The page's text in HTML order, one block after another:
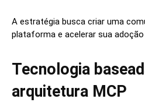
A estratégia busca criar uma
plataforma e acelerar sua
Tecnologia
arquitetura MCP